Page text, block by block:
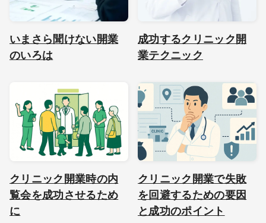
いまさら聞けない開業
のいろは
成功するクリニック開
業テクニック
クリニック開業時の内
覧会を成功させるため
に
クリニック開業で失敗
を回避するための要因
と成功のポイント